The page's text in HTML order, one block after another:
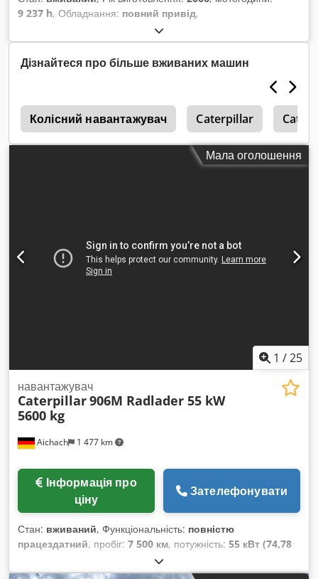
9 237 h, Обладнання: повний привід,
Дізнайтеся про більше вживаних машин
Колісний навантажувач Caterpillar
Мала оголошення
1 /25
Aichach 1 477 km
навантажувач
Caterpillar906M Radlader 55 kW
5600 kg
ціну
Зателефонувати
Стан: вживаний, Функціональність: повністю
працездатний, пробіг: 7 500 км, потужність: 55 кВт (74,78
, експлуатаційна маса:
ковша для копання:1 850 мм, Рік виготовлення:2016,